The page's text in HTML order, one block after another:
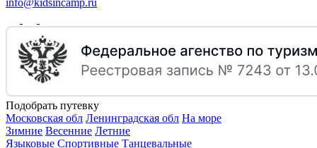
info@kidsincamp.ru
Подобрать путевку
Московская обл Ленинградская обл На море
Зимние Весенние Летние
Языковые Спортивные Танцевальные